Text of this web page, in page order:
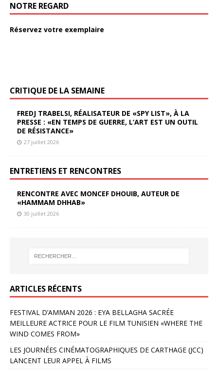
NOTRE REGARD
Réservez votre exemplaire
CRITIQUE DE LA SEMAINE
FREDJ TRABELSI, RÉALISATEUR DE «SPY LIST», À LA
PRESSE : «EN TEMPS DE GUERRE, L’ART EST UN OUTIL
DE RÉSISTANCE»
27 juillet 2026
ENTRETIENS ET RENCONTRES
RENCONTRE AVEC MONCEF DHOUIB, AUTEUR DE
«HAMMAM DHHAB»
30 juillet 2026
ARTICLES RÉCENTS
FESTIVAL D’AMMAN 2026 : EYA BELLAGHA SACRÉE
MEILLEURE ACTRICE POUR LE FILM TUNISIEN «WHERE THE
WIND COMES FROM»
LES JOURNÉES CINÉMATOGRAPHIQUES DE CARTHAGE (JCC)
LANCENT LEUR APPEL À FILMS